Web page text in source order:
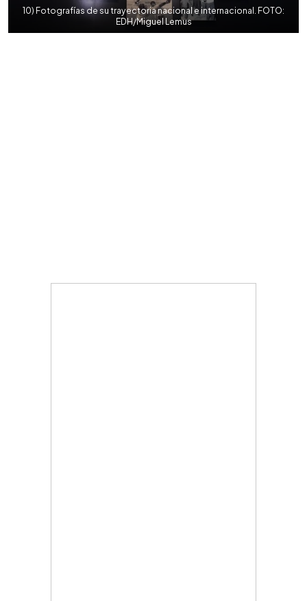
10) Fotografías de su trayectoria nacional e internacional. FOTO:
EDH/Miguel Lemus